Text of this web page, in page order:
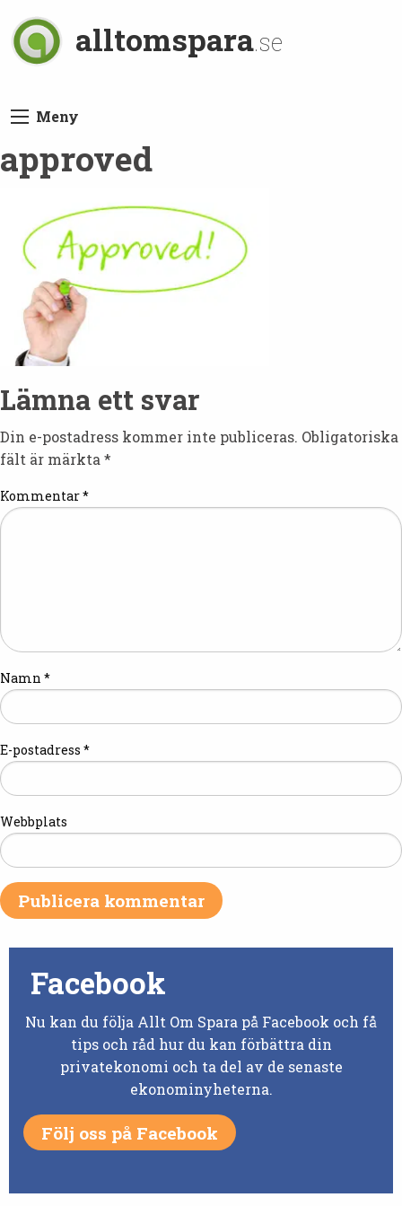
alltomspara.se
Meny
approved
Lämna ett svar
Din e-postadress kommer inte publiceras. Obligatoriska
fält är märkta*
Kommentar*
Namn *
E-postadress *
Webbplats
Facebook
Nu kan du följa Allt Om Spara på Facebook och få
tips och råd hur du kan förbättra din
privatekonomi och ta del av de senaste
ekonominyheterna.
Följ oss på Facebook